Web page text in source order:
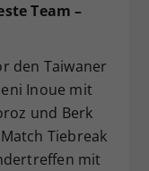
Team –
den Taiwaner
Inoue mit
und Berk
Tiebreak
mit